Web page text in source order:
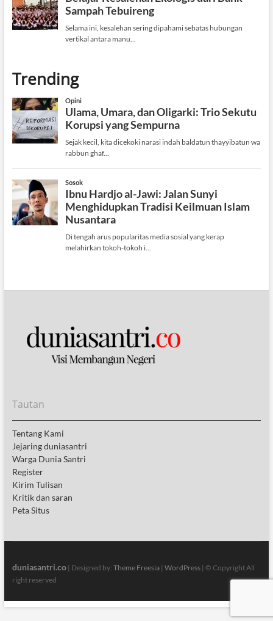
Trending
Tautan
Tentang Kami
Jejaring duniasantri
Warga Dunia Santri
Register
Kirim Tulisan
Kritik dan saran
Peta Situs
duniasantri.co| Designed by: Theme Freesia| WordPress| © Copyright All
right reserved